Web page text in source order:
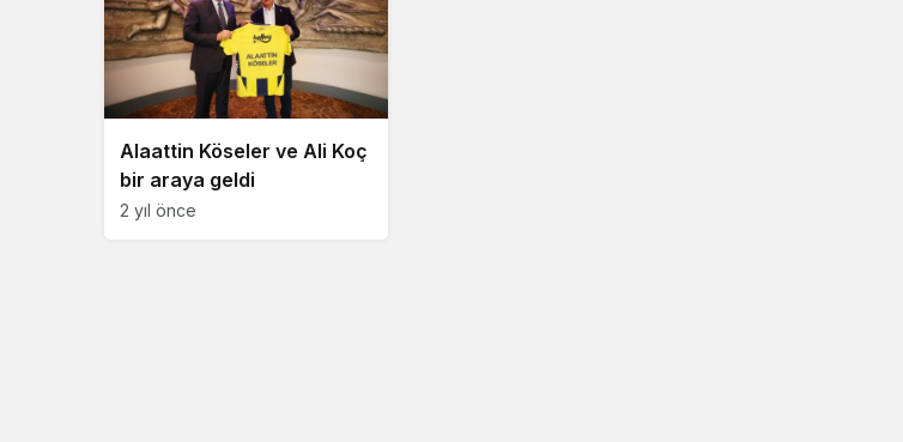
Alaattin Köseler ve Ali Koç
bir araya geldi
2 yıl önce